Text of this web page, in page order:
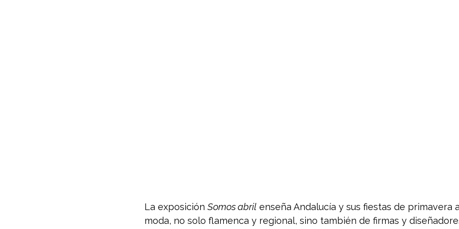
La exposición Somos abril enseña Andalucía y sus fiestas de primavera
moda, no solo flamenca y regional, sino también de firmas y